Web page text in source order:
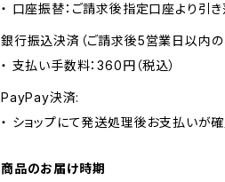
・ 口座振替：ご請求後指定口座より引
銀行振込決済（ご請求後5営業日以内の
・ 支払い手数料：360円（税込）
PayPay決済:
・ ショップにて発送処理後お支払いが確
商品のお届け時期